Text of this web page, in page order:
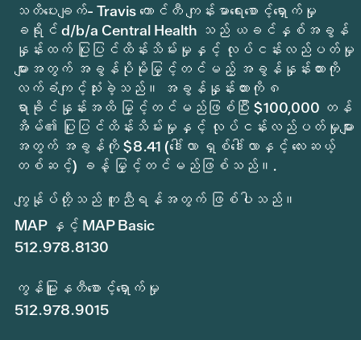
သတိပေးချက်- Travis ကောင်တီ ကျန်းမာရေးစောင့်ရှောက်မှု
ခရိုင် d/b/a Central Health သည် ယခင်နှစ်အခွန်
နှုန်းထက် ပြုပြင်ထိန်းသိမ်းမှုနှင့် လုပ်ငန်းလည်ပတ်မှု
များအတွက် အခွန်ပိုမိုမြှင့်တင်မည့် အခွန်နှုန်းထားကို
လက်ခံကျင့်သုံးခဲ့သည်။ အခွန်နှုန်းထားကို ၈
ရာခိုင်နှုန်းအထိ မြှင့်တင်မည်ဖြစ်ပြီး $100,000 တန်
အိမ်၏ ပြုပြင်ထိန်းသိမ်းမှုနှင့် လုပ်ငန်းလည်ပတ်မှုများ
အတွက် အခွန်ကို $8.41 (ဒေါ်လာ ရှစ်ဒေါ်လာနှင့် လေးဆယ့်
တစ်ဆင့်) ခန့် မြှင့်တင်မည်ဖြစ်သည်။.
ကျွန်ုပ်တို့သည် ကူညီရန်အတွက် ဖြစ်ပါသည်။
MAP နှင့် MAP Basic
512.978.8130
ကွန်မြူနတီစောင့်ရှောက်မှု
512.978.9015